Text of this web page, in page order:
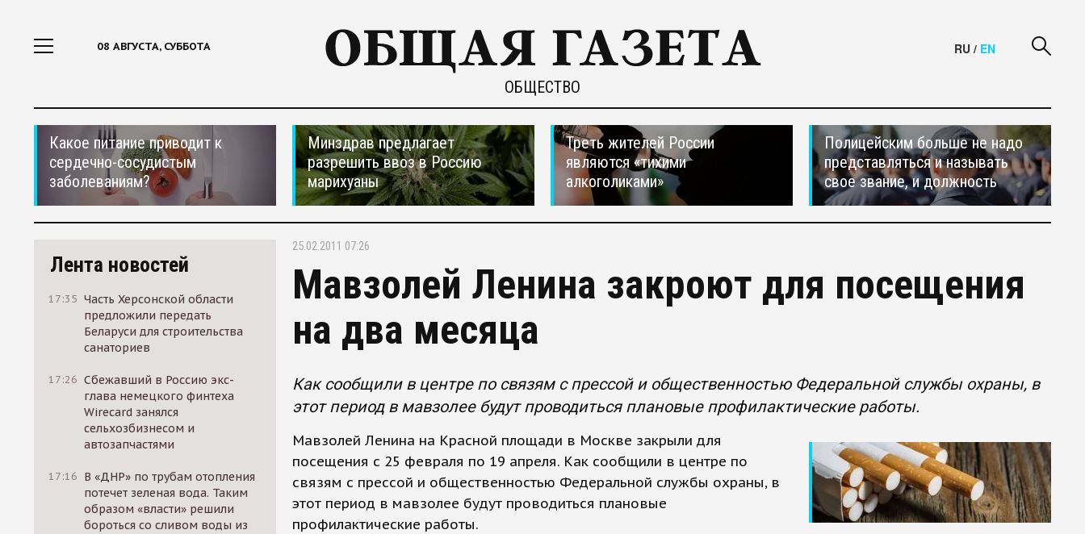
08 АВГУСТА, СУББОТА
ОБЩЕСТВО
RU / EN
Какое питание приводит к
сердечно-сосудистым
заболеваниям?
Минздрав предлагает
разрешить ввоз в Россию
марихуаны
Треть жителей России
являются «тихими
алкоголиками»
Полицейским больше не надо
представляться и называть
свое звание, и должность
Лента новостей
17:35 Часть Херсонской области
предложили передать
Беларуси для строительства
санаториев
17:26 Сбежавший в Россию экс-
глава немецкого финтеха
Wirecard занялся
сельхозбизнесом и
автозапчастями
17:16 В «ДНР» по трубам отопления
потечет зеленая вода. Таким
образом «власти» решили
бороться со сливом воды из
25.02.2011 07:26
Мавзолей Ленина закроют для посещения
на два месяца
Как сообщили в центре по связям с прессой и общественностью Федеральной службы охраны, в
этот период в мавзолее будут проводиться плановые профилактические работы.
Мавзолей Ленина на Красной площади в Москве закрыли для
посещения с 25 февраля по 19 апреля. Как сообщили в центре по
связям с прессой и общественностью Федеральной службы охраны, в
этот период в мавзолее будут проводиться плановые
профилактические работы.